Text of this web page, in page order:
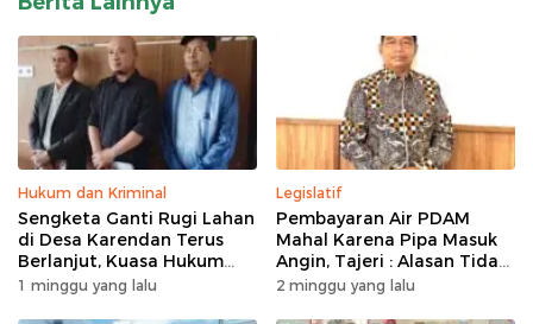
Hukum dan Kriminal
Sengketa Ganti Rugi Lahan
di Desa Karendan Terus
Berlanjut, Kuasa Hukum
Ajukan Kasasi
1 minggu yang lalu
Legislatif
Pembayaran Air PDAM
Mahal Karena Pipa Masuk
Angin, Tajeri : Alasan Tidak
Masuk Akal
2 minggu yang lalu